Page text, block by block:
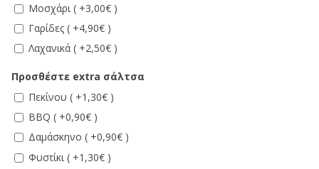
Μοσχάρι ( +3,00€ )
Γαρίδες ( +4,90€ )
Λαχανικά ( +2,50€ )
Προσθέστε extra σάλτσα
Πεκίνου ( +1,30€ )
BBQ ( +0,90€ )
Δαμάσκηνο ( +0,90€ )
Φυστίκι ( +1,30€ )